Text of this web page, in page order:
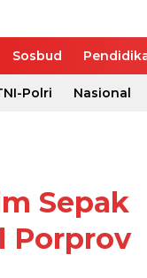
Sosbud
Polri Nasional
Sepak
Porprov